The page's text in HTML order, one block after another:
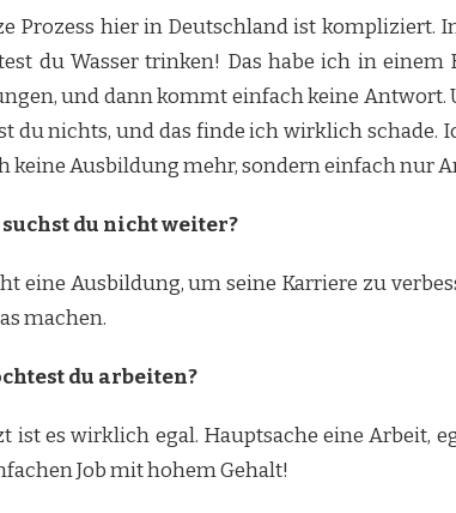
Prozess hier in Deutschland ist kompliziert.
du Wasser trinken! Das habe ich in
und dann kommt einfach keine
du nichts, und das finde ich wirklich
keine Ausbildung mehr, sondern einfach nur
du nicht weiter?
eine Ausbildung, um seine Karriere zu
machen.
du arbeiten?
ist es wirklich egal. Hauptsache eine Arbeit,
Job mit hohem Gehalt!